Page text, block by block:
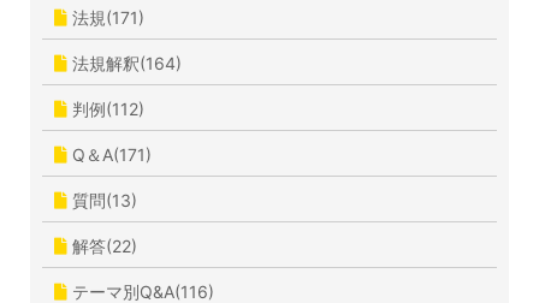
法規(171)
法規解釈(164)
判例(112)
Q＆A(171)
質問(13)
解答(22)
テーマ別Q&A(116)